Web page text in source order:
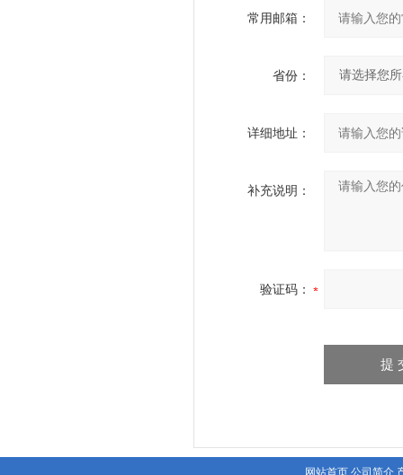
常用邮箱：
省份：
详细地址：
补充说明：
验证码：
网站首页 公司简介